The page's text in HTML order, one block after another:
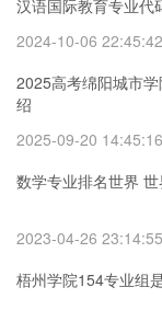
汉语国际教育专业代
2024-10-06 22:45:42
2025高考绵阳城市
绍
2025-09-20 14:45:16
数学专业排名世界
2023-04-26 23:14:55
梧州学院154专业组